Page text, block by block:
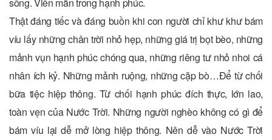
Thật đáng tiếc và đáng buồn khi con người chỉ khư khư bám
víu lấy những chân trời nhỏ hẹp, những giá trị bọt bèo, những
mảnh vụn hạnh phúc chóng qua, những riêng tư nhỏ nhoi cá
nhân ích kỷ. Những mảnh ruộng, những cặp bò…Để từ chối
bữa tiệc hiệp thông. Từ chối hạnh phúc đích thực, lớn lao,
toàn vẹn của Nước Trời. Những người nghèo không có gì để
bám víu lại dễ mở lòng hiệp thông. Nên dễ vào Nước Trời